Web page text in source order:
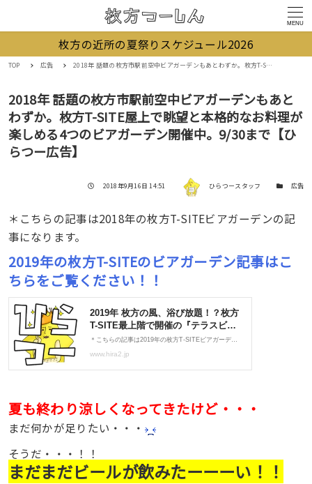
MENU
枚方の近所の夏祭りスケジュール2026
TOP 広告 2018年 話題の枚方市駅前空中ビアガーデンもあとわずか。枚方T-SITE屋上で眺望と本格的なお料理が楽しめる4つのビアガーデン開催中。9/30まで【ひらつー広告】
2018年 話題の枚方市駅前空中ビアガーデンもあと
わずか。枚方T-SITE屋上で眺望と本格的なお料理が
楽しめる4つのビアガーデン開催中。9/30まで【ひ
らつー広告】
投稿日
2018年9月16日 14:51 著者 ひらつースタッフ カテゴリー
広告
＊こちらの記事は2018年の枚方T-SITEビアガーデンの記
事になります。
2019年の枚方T-SITEのビアガーデン記事はこ
ちらをご覧ください！！
夏も終わり涼しくなってきたけど・・・
まだ何かが足りたい・・・
そうだ・・・！！
まだまだビールが飲みたーーーい！！